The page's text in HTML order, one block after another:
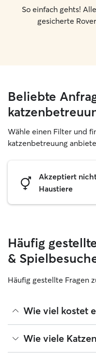
So einfach gehts!
gesicherte
Beliebte
Wähle einen Filter und
katzenbetreuung
Akzeptiert
Haustiere
Häufig
&
Häufig gestellte Fragen
Wie viel kostet
Katzensitter können
durchschnittlichen
Wie viele